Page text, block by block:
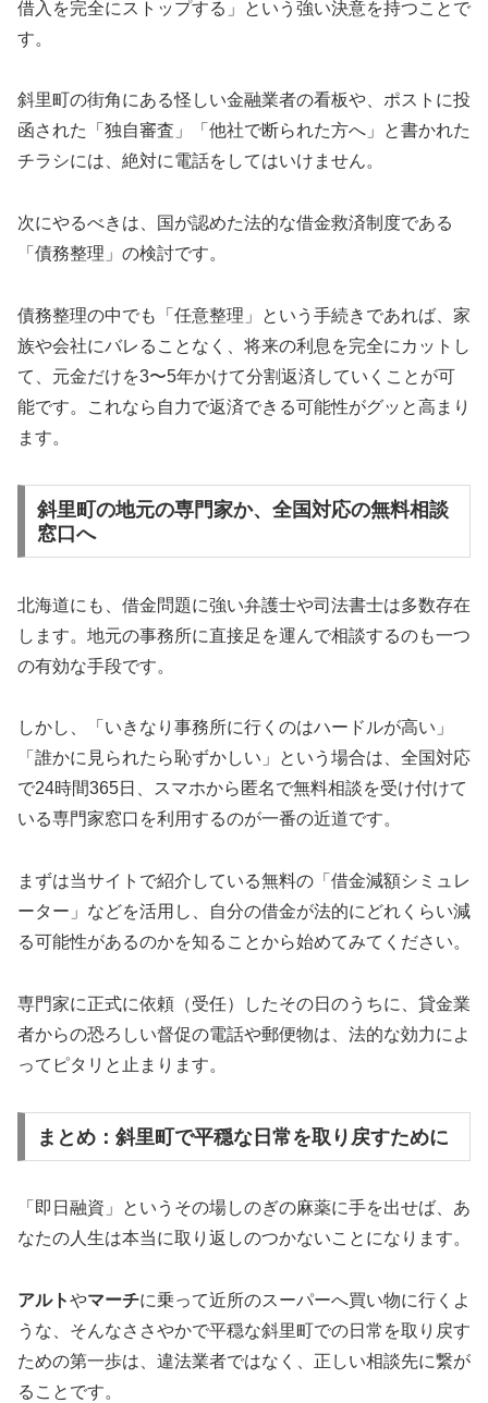
借入を完全にストップする」という強い決意を持つことで
す。
斜里町の街角にある怪しい金融業者の看板や、ポストに投
函された「独自審査」「他社で断られた方へ」と書かれた
チラシには、絶対に電話をしてはいけません。
次にやるべきは、国が認めた法的な借金救済制度である
「債務整理」の検討です。
債務整理の中でも「任意整理」という手続きであれば、家
族や会社にバレることなく、将来の利息を完全にカットし
て、元金だけを3〜5年かけて分割返済していくことが可
能です。これなら自力で返済できる可能性がグッと高まり
ます。
斜里町の地元の専門家か、全国対応の無料相談
窓口へ
北海道にも、借金問題に強い弁護士や司法書士は多数存在
します。地元の事務所に直接足を運んで相談するのも一つ
の有効な手段です。
しかし、「いきなり事務所に行くのはハードルが高い」
「誰かに見られたら恥ずかしい」という場合は、全国対応
で24時間365日、スマホから匿名で無料相談を受け付けて
いる専門家窓口を利用するのが一番の近道です。
まずは当サイトで紹介している無料の「借金減額シミュレ
ーター」などを活用し、自分の借金が法的にどれくらい減
る可能性があるのかを知ることから始めてみてください。
専門家に正式に依頼（受任）したその日のうちに、貸金業
者からの恐ろしい督促の電話や郵便物は、法的な効力によ
ってピタリと止まります。
まとめ：斜里町で平穏な日常を取り戻すために
「即日融資」というその場しのぎの麻薬に手を出せば、あ
なたの人生は本当に取り返しのつかないことになります。
アルトやマーチに乗って近所のスーパーへ買い物に行くよ
うな、そんなささやかで平穏な斜里町での日常を取り戻す
ための第一歩は、違法業者ではなく、正しい相談先に繋が
ることです。